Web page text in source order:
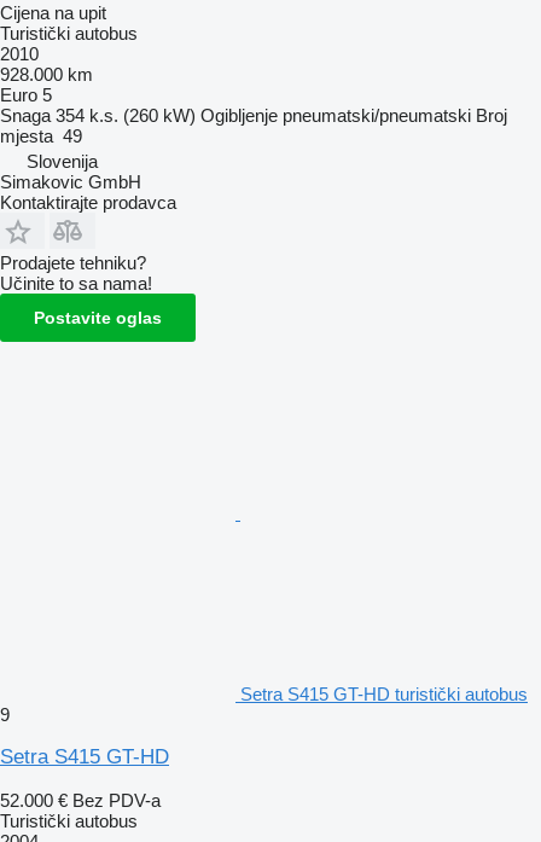
Cijena na upit
Turistički autobus
2010
928.000 km
Euro 5
Snaga 354 k.s. (260 kW) Ogibljenje pneumatski/pneumatski Broj
mjesta 49
Slovenija
Simakovic GmbH
Kontaktirajte prodavca
Prodajete tehniku?
Učinite to sa nama!
Postavite oglas
Setra S415 GT-HD turistički autobus
9
Setra S415 GT-HD
52.000 € Bez PDV-a
Turistički autobus